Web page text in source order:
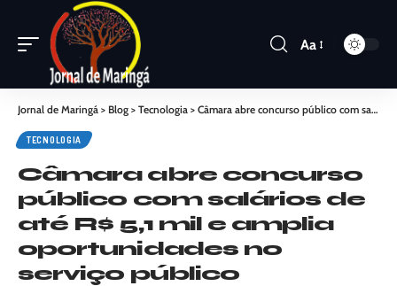
Aa
Jornal de Maringá > Blog > Tecnologia > Câmara abre concurso público com salários de até R$ 5,1 mil e amplia oportunidades no serviço público
TECNOLOGIA
Câmara abre concurso
público com salários de
até R$ 5,1 mil e amplia
oportunidades no
serviço público